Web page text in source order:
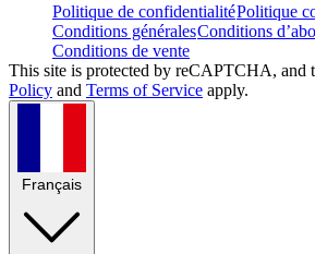
Politique de confidentialitéPolitique
Conditions généralesConditions
Conditions de vente
This site is protected by reCAPTCHA, and
Policy and Terms of Service apply.
Français